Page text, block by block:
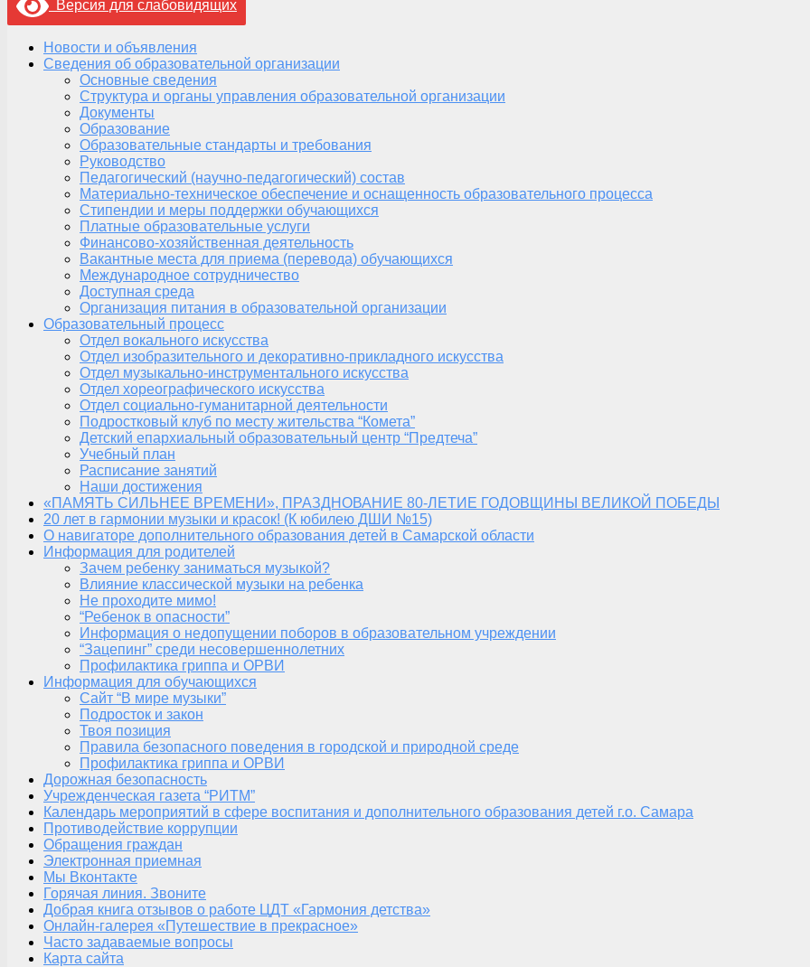
Версия для слабовидящих
Новости и объявления
Сведения об образовательной организации
Основные сведения
Структура и органы управления образовательной организации
Документы
Образование
Образовательные стандарты и требования
Руководство
Педагогический (научно-педагогический) состав
Материально-техническое обеспечение и оснащенность образовательного процесса
Стипендии и меры поддержки обучающихся
Платные образовательные услуги
Финансово-хозяйственная деятельность
Вакантные места для приема (перевода) обучающихся
Международное сотрудничество
Доступная среда
Организация питания в образовательной организации
Образовательный процесс
Отдел вокального искусства
Отдел изобразительного и декоративно-прикладного искусства
Отдел музыкально-инструментального искусства
Отдел хореографического искусства
Отдел социально-гуманитарной деятельности
Подростковый клуб по месту жительства “Комета”
Детский епархиальный образовательный центр “Предтеча”
Учебный план
Расписание занятий
Наши достижения
«ПАМЯТЬ СИЛЬНЕЕ ВРЕМЕНИ», ПРАЗДНОВАНИЕ 80-ЛЕТИЕ ГОДОВЩИНЫ ВЕЛИКОЙ ПОБЕДЫ
20 лет в гармонии музыки и красок! (К юбилею ДШИ №15)
О навигаторе дополнительного образования детей в Самарской области
Информация для родителей
Зачем ребенку заниматься музыкой?
Влияние классической музыки на ребенка
Не проходите мимо!
“Ребенок в опасности”
Информация о недопущении поборов в образовательном учреждении
“Зацепинг” среди несовершеннолетних
Профилактика гриппа и ОРВИ
Информация для обучающихся
Сайт “В мире музыки”
Подросток и закон
Твоя позиция
Правила безопасного поведения в городской и природной среде
Профилактика гриппа и ОРВИ
Дорожная безопасность
Учрежденческая газета “РИТМ”
Календарь мероприятий в сфере воспитания и дополнительного образования детей г.о. Самара
Противодействие коррупции
Обращения граждан
Электронная приемная
Мы Вконтакте
Горячая линия. Звоните
Добрая книга отзывов о работе ЦДТ «Гармония детства»
Онлайн-галерея «Путешествие в прекрасное»
Часто задаваемые вопросы
Карта сайта